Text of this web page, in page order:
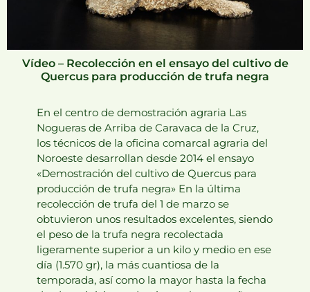
Vídeo – Recolección en el ensayo del cultivo de
Quercus para producción de trufa negra
En el centro de demostración agraria Las
Nogueras de Arriba de Caravaca de la Cruz,
los técnicos de la oficina comarcal agraria del
Noroeste desarrollan desde 2014 el ensayo
«Demostración del cultivo de Quercus para
producción de trufa negra» En la última
recolección de trufa del 1 de marzo se
obtuvieron unos resultados excelentes, siendo
el peso de la trufa negra recolectada
ligeramente superior a un kilo y medio en ese
día (1.570 gr), la más cuantiosa de la
temporada, así como la mayor hasta la fecha